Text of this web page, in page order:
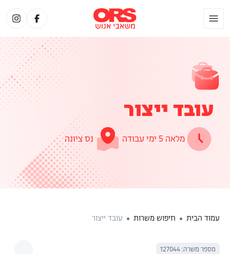
עובד ייצור
מלאה 5 ימי עבודה נס ציונה
עמוד הבית חיפוש משרות עובד ייצור
מספר משרה: 127044